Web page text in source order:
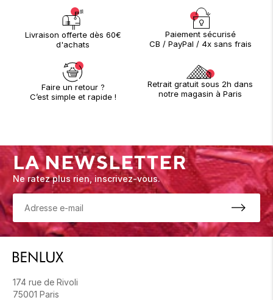
Livraison offerte dès 60€
d'achats
Paiement sécurisé
CB / PayPal / 4x sans frais
Faire un retour ?
C’est simple et rapide !
Retrait gratuit sous 2h dans
notre magasin à Paris
LA NEWSLETTER
Ne ratez plus rien, inscrivez-vous.
174 rue de Rivoli
75001 Paris